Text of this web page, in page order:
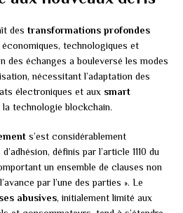
des transformations profondes
technologiques et
des échanges a bouleversé les modes
nécessitant l’adaptation des
électroniques et aux smart
technologie blockchain.
s’est considérablement
définis par l’article 1110 du
un ensemble de clauses non
par l’une des parties ». Le
abusives, initialement limité aux